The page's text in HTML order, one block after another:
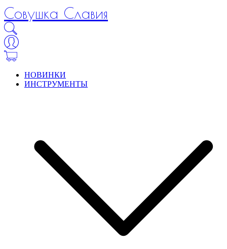
Совушка Славия
НОВИНКИ
ИНСТРУМЕНТЫ